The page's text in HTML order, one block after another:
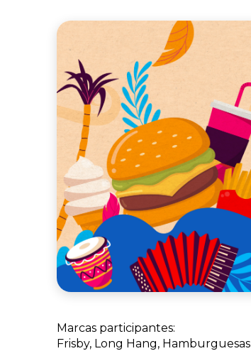
Marcas participantes:
Frisby, Long Hang, Hamburguesas
Mimos, Momotea, Mr Bono, Juan